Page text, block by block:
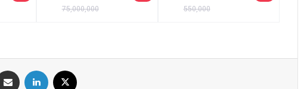
550,000
75,000,000
ایکس لینکداین